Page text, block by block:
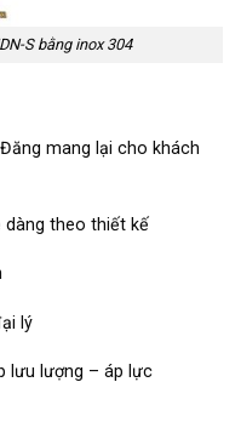
S bằng inox 304
mang lại cho khách
dàng theo thiết kế
lý
lưu lượng – áp lực